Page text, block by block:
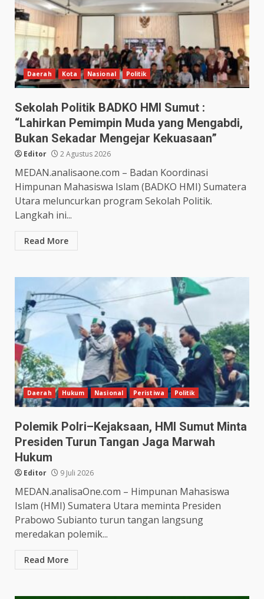
Daerah Kota Nasional Politik
Sekolah Politik BADKO HMI Sumut :
“Lahirkan Pemimpin Muda yang Mengabdi,
Bukan Sekadar Mengejar Kekuasaan”
Editor 2 Agustus 2026
MEDAN.analisaone.com – Badan Koordinasi
Himpunan Mahasiswa Islam (BADKO HMI) Sumatera
Utara meluncurkan program Sekolah Politik.
Langkah ini...
Read More
Daerah Hukum Nasional Peristiwa Politik
Polemik Polri–Kejaksaan, HMI Sumut Minta
Presiden Turun Tangan Jaga Marwah
Hukum
Editor 9 Juli 2026
MEDAN.analisaOne.com – Himpunan Mahasiswa
Islam (HMI) Sumatera Utara meminta Presiden
Prabowo Subianto turun tangan langsung
meredakan polemik...
Read More